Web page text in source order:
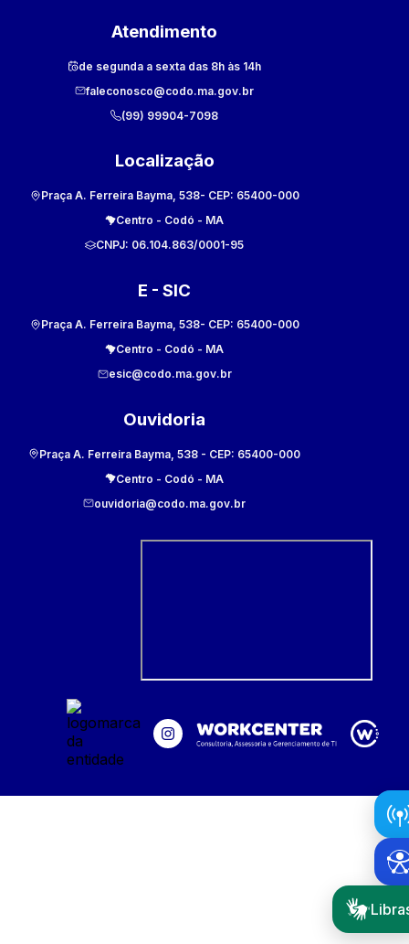
Atendimento
de segunda a sexta das 8h às 14h
faleconosco@codo.ma.gov.br
(99) 99904-7098
Localização
Praça A. Ferreira Bayma, 538- CEP: 65400-000
Centro - Codó - MA
CNPJ: 06.104.863/0001-95
E - SIC
Praça A. Ferreira Bayma, 538- CEP: 65400-000
Centro - Codó - MA
esic@codo.ma.gov.br
Ouvidoria
Praça A. Ferreira Bayma, 538 - CEP: 65400-000
Centro - Codó - MA
ouvidoria@codo.ma.gov.br